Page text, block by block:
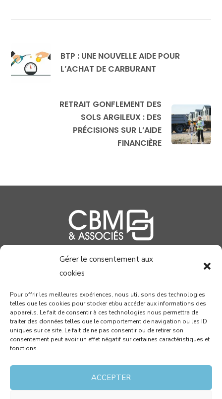
Gérer le consentement aux
cookies
Pour offrir les meilleures expériences, nous utilisons des technologies
telles que les cookies pour stocker et/ou accéder aux informations des
appareils. Le fait de consentir à ces technologies nous permettra de
traiter des données telles que le comportement de navigation ou les ID
uniques sur ce site. Le fait de ne pas consentir ou de retirer son
consentement peut avoir un effet négatif sur certaines caractéristiques et
fonctions.
ACCEPTER
BTP : UNE NOUVELLE AIDE POUR
L’ACHAT DE CARBURANT
RETRAIT GONFLEMENT DES
SOLS ARGILEUX : DES
PRÉCISIONS SUR L’AIDE
FINANCIÈRE
04 99 58 37 40
78 allée John Napier
Atrium du Millénaire
34000 MONTPELLIER